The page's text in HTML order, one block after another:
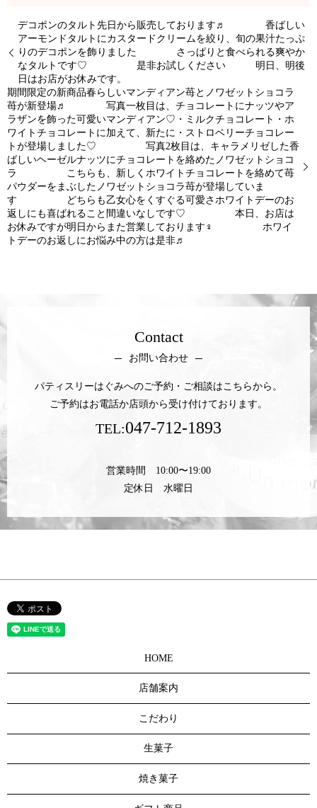
デコポンのタルト先日から販売しております♬ 香ばしい
アーモンドタルトにカスタードクリームを絞り、旬の果汁たっぷ
りのデコポンを飾りました さっぱりと食べられる爽やか
なタルトです♡ 是非お試しください 明日、明後
日はお店がお休みです。
期間限定の新商品春らしいマンディアン苺とノワゼットショコラ
苺が新登場♬ 写真一枚目は、チョコレートにナッツやア
ラザンを飾った可愛いマンディアン♡・ミルクチョコレート・ホ
ワイトチョコレートに加えて、新たに・ストロベリーチョコレー
トが登場しました♡ 写真2枚目は、キャラメリゼした香
ばしいヘーゼルナッツにチョコレートを絡めたノワゼットショコ
ラ こちらも、新しくホワイトチョコレートを絡めて苺
パウダーをまぶしたノワゼットショコラ苺が登場していま
す どちらも乙女心をくすぐる可愛さホワイトデーのお
返しにも喜ばれること間違いなしです♡ 本日、お店は
お休みですが明日からまた営業しております‍♀️ ホワイ
トデーのお返しにお悩み中の方は是非♬
Contact
お問い合わせ
パティスリーはぐみへのご予約・ご相談はこちらから。
ご予約はお電話か店頭から受け付けております。
TEL:047-712-1893
営業時間 10:00〜19:00
定休日 水曜日
HOME
店舗案内
こだわり
生菓子
焼き菓子